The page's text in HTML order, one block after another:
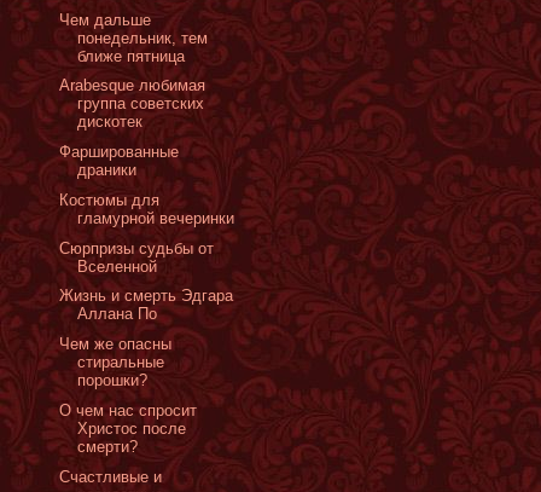
Чем дальше
понедельник, тем
ближе пятница
Arabesque любимая
группа советских
дискотек
Фаршированные
драники
Костюмы для
гламурной вечеринки
Сюрпризы судьбы от
Вселенной
Жизнь и смерть Эдгара
Аллана По
Чем же опасны
стиральные
порошки?
О чем нас спросит
Христос после
смерти?
Счастливые и